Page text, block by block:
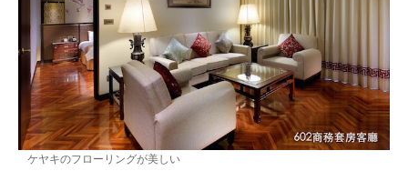
ケヤキのフローリングが美しい